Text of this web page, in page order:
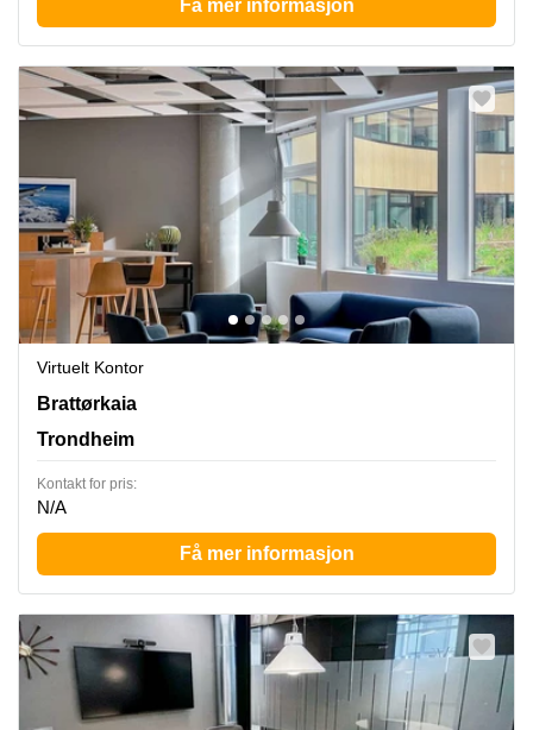
Få mer informasjon
Virtuelt Kontor
Brattørkaia 17A, Trondheim
Brattørkaia
Trondheim
Kontakt for pris:
N/A
Få mer informasjon